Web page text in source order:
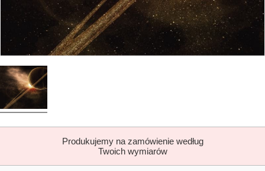
Produkujemy na zamówienie według
Twoich wymiarów